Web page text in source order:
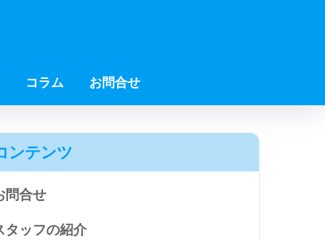
コラム お問合せ
ンテンツ
問合せ
タッフの紹介